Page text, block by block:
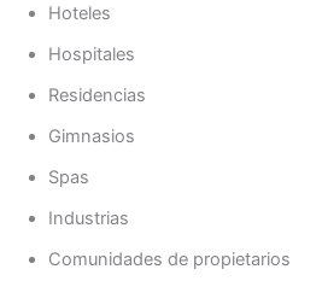
Hoteles
Hospitales
Residencias
Gimnasios
Spas
Industrias
Comunidades de propietarios